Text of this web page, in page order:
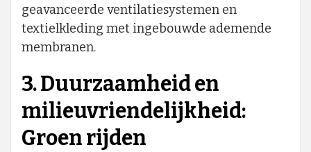
geavanceerde ventilatiesystemen en
textielkleding met ingebouwde ademende
membranen.
3. Duurzaamheid en
milieuvriendelijkheid:
Groen rijden